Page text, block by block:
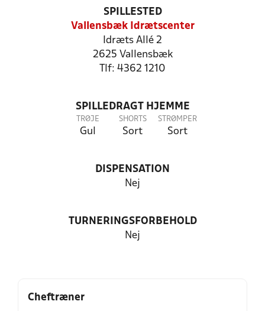
SPILLESTED
Vallensbæk Idrætscenter
Idræts Allé 2
2625 Vallensbæk
Tlf: 4362 1210
SPILLEDRAGT HJEMME
TRØJE
Gul
SHORTS
Sort
STRØMPER
Sort
DISPENSATION
Nej
TURNERINGSFORBEHOLD
Nej
Cheftræner